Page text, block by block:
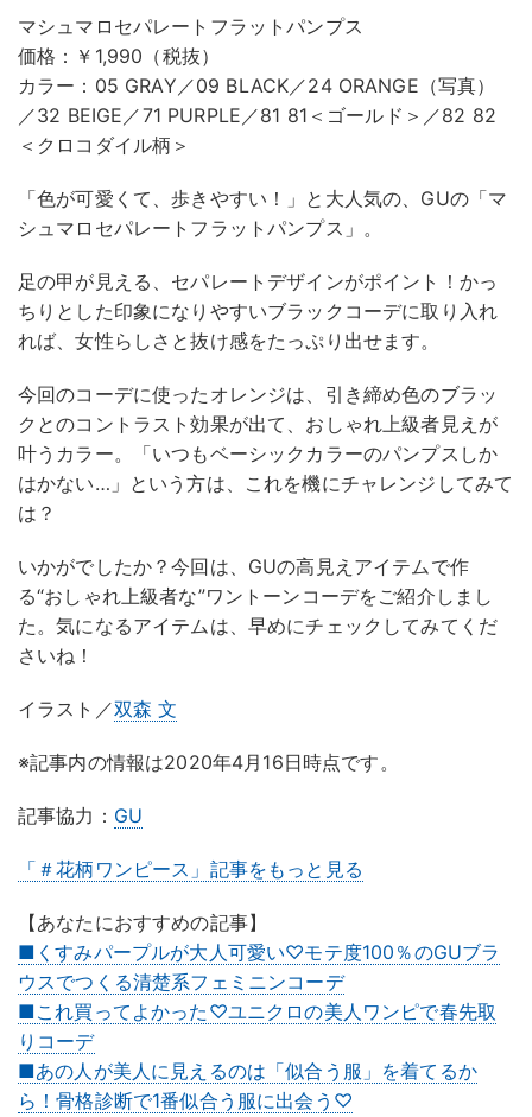
マシュマロセパレートフラットパンプス
価格：￥1,990（税抜）
カラー：05 GRAY／09 BLACK／24 ORANGE（写真）
／32 BEIGE／71 PURPLE／81 81＜ゴールド＞／82 82
＜クロコダイル柄＞
「色が可愛くて、歩きやすい！」と大人気の、GUの「マ
シュマロセパレートフラットパンプス」。
足の甲が見える、セパレートデザインがポイント！かっ
ちりとした印象になりやすいブラックコーデに取り入れ
れば、女性らしさと抜け感をたっぷり出せます。
今回のコーデに使ったオレンジは、引き締め色のブラッ
クとのコントラスト効果が出て、おしゃれ上級者見えが
叶うカラー。「いつもベーシックカラーのパンプスしか
はかない…」という方は、これを機にチャレンジしてみて
は？
いかがでしたか？今回は、GUの高見えアイテムで作
る“おしゃれ上級者な”ワントーンコーデをご紹介しまし
た。気になるアイテムは、早めにチェックしてみてくだ
さいね！
イラスト／双森 文
※記事内の情報は2020年4月16日時点です。
記事協力： GU
「＃花柄ワンピース」記事をもっと見る
【あなたにおすすめの記事】
■くすみパープルが大人可愛い♡モテ度100％のGUブラ
ウスでつくる清楚系フェミニンコーデ
■これ買ってよかった♡ユニクロの美人ワンピで春先取
りコーデ
■あの人が美人に見えるのは「似合う服」を着てるか
ら！骨格診断で1番似合う服に出会う♡